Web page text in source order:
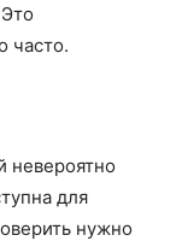
часто.
невероятно
для
нужно